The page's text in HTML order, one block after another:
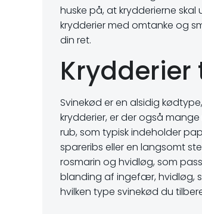
huske på, at krydderierne
krydderier med omtanke og
din ret.
Krydderier
Svinekød er en alsidig
krydderier, er der også
rub, som typisk indeholder
spareribs eller en langsomt
rosmarin og hvidløg, som
blanding af ingefær, hvidløg,
hvilken type svinekød du